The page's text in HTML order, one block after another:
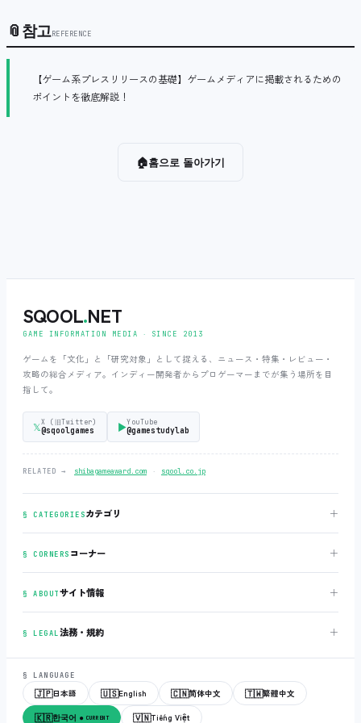
📎참고REFERENCE
【ゲーム系プレスリリースの基礎】ゲームメディアに掲載されるための
ポイントを徹底解説！
🏠홈으로 돌아가기
SQOOL.NET
GAME INFORMATION MEDIA ‧ SINCE 2013
ゲームを「文化」と「研究対象」として捉える、ニュース・特集・レビュー・
攻略の総合メディア。インディー開発者からプロゲーマーまでが集う場所を目
指して。
𝕏X (旧Twitter)
@sqoolgames ▶YouTube
@gamestudylab
RELATED → shibagameaward.com ‧ sqool.co.jp
§ CATEGORIESカテゴリ ＋
§ CORNERS コーナー ＋
§ ABOUTサイト情報 ＋
§ LEGAL法務・規約 ＋
§ LANGUAGE
🇯🇵日本語 🇺🇸English 🇨🇳简体中文 🇹🇼繁體中文
🇰🇷한국어 ● CURRENT 🇻🇳Tiếng Việt